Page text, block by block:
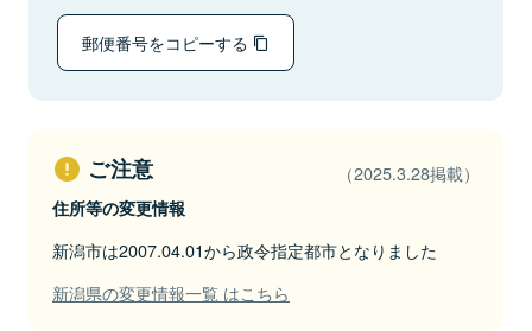
郵便番号をコピーする
ご注意 （2025.3.28掲載）
住所等の変更情報
新潟市は2007.04.01から政令指定都市となりました
新潟県の変更情報一覧 はこちら